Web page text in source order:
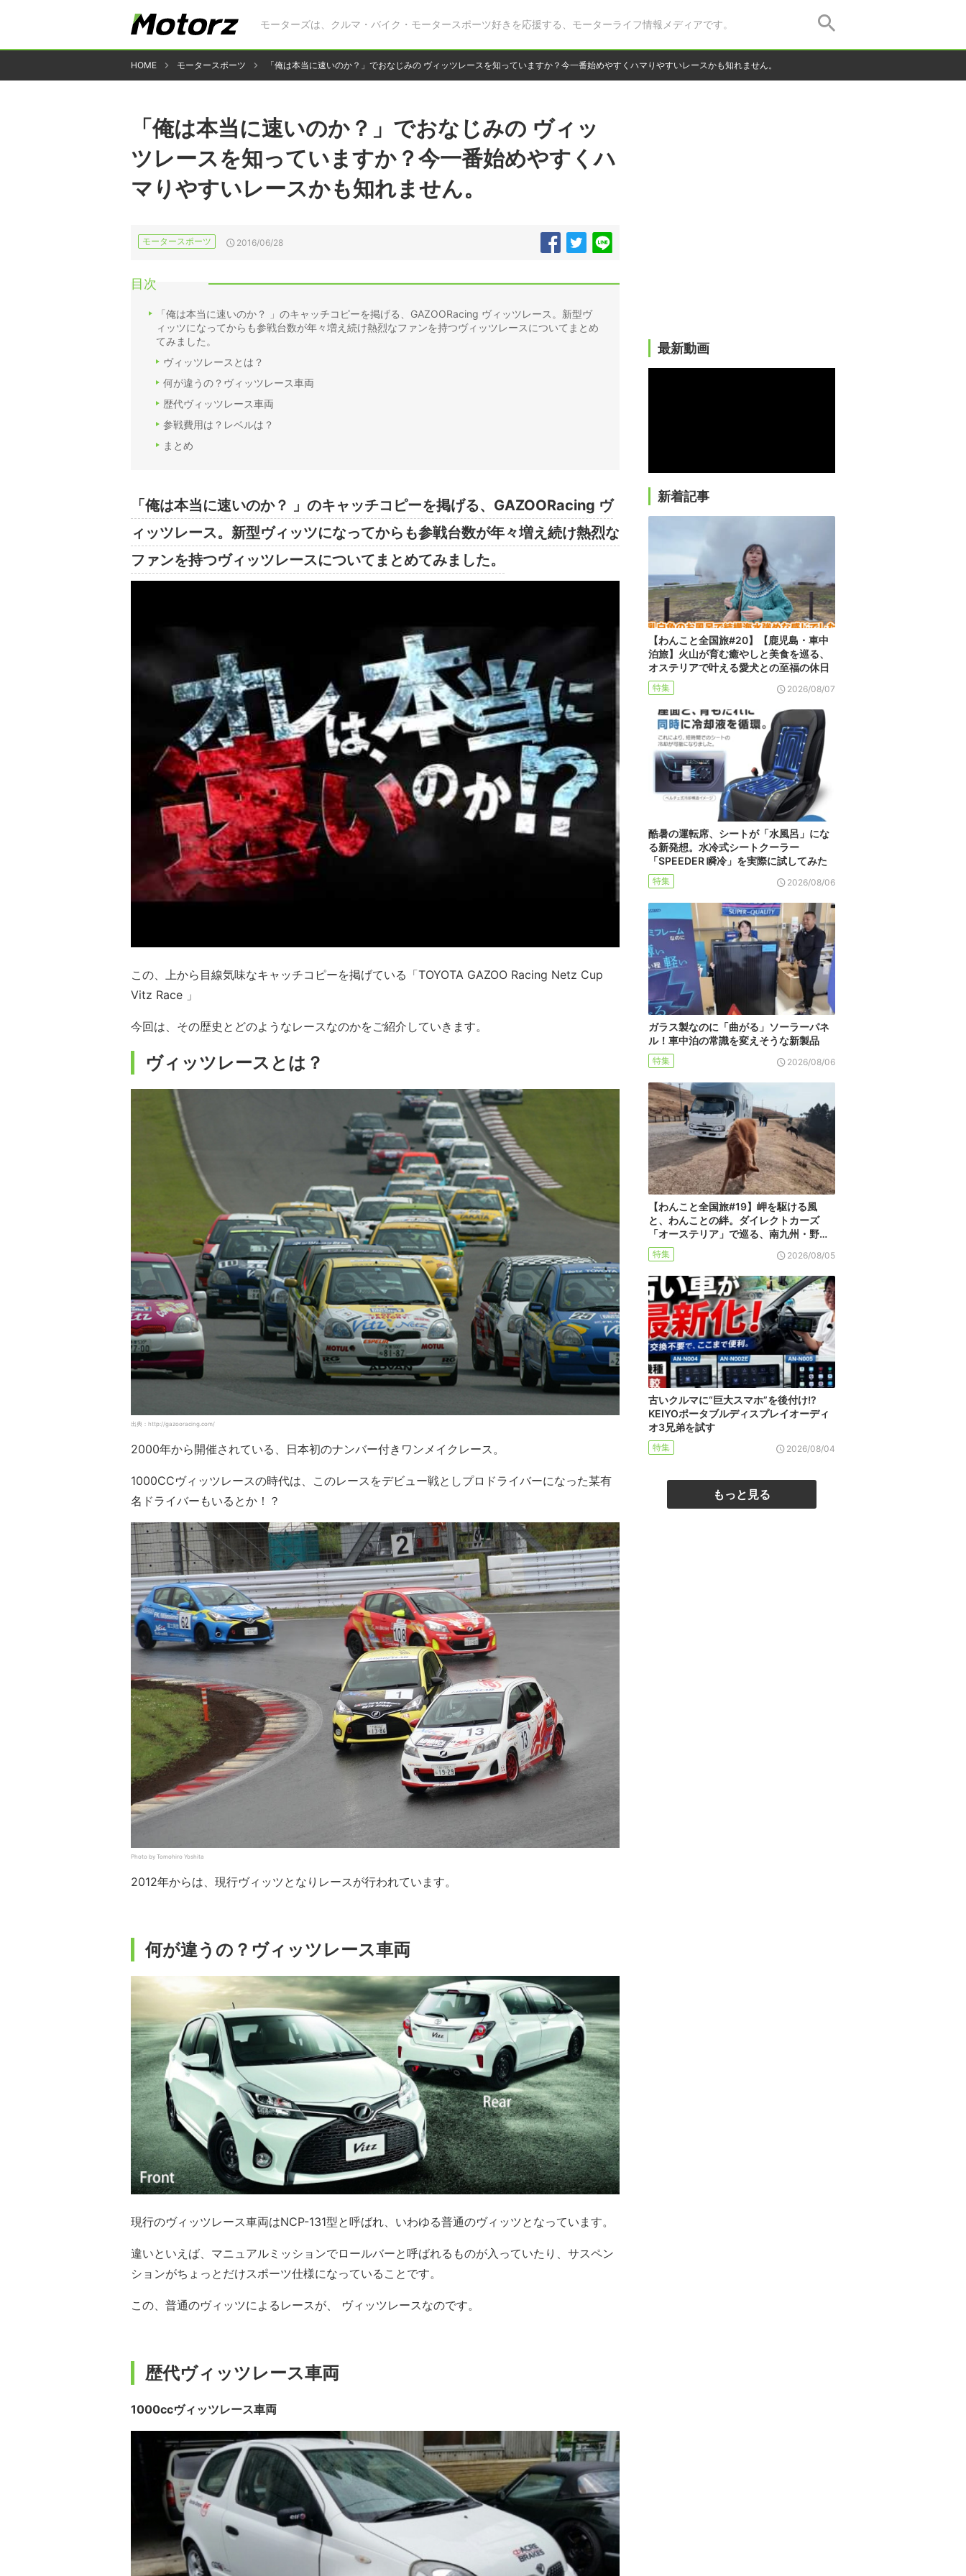
モーターズは、クルマ・バイク・モータースポーツ好きを応援する、モーターライフ情報メディアです。
HOME モータースポーツ 「俺は本当に速いのか？」でおなじみの ヴィッツレースを知っていますか？今一番始めやすくハマりやすいレースかも知れません。
「俺は本当に速いのか？」でおなじみの ヴィッ
ツレースを知っていますか？今一番始めやすくハ
マりやすいレースかも知れません。
モータースポーツ 2016/06/28
目次
「俺は本当に速いのか？ 」のキャッチコピーを掲げる、GAZOORacing ヴィッツレース。新型ヴ
ィッツになってからも参戦台数が年々増え続け熱烈なファンを持つヴィッツレースについてまとめ
てみました。
ヴィッツレースとは？
何が違うの？ヴィッツレース車両
歴代ヴィッツレース車両
参戦費用は？レベルは？
まとめ
「俺は本当に速いのか？ 」のキャッチコピーを掲げる、GAZOORacing ヴ
ィッツレース。新型ヴィッツになってからも参戦台数が年々増え続け熱烈な
ファンを持つヴィッツレースについてまとめてみました。
この、上から目線気味なキャッチコピーを掲げている「TOYOTA GAZOO Racing Netz Cup
Vitz Race 」
今回は、その歴史とどのようなレースなのかをご紹介していきます。
ヴィッツレースとは？
出典：http://gazooracing.com/
2000年から開催されている、日本初のナンバー付きワンメイクレース。
1000CCヴィッツレースの時代は、このレースをデビュー戦としプロドライバーになった某有
名ドライバーもいるとか！？
Photo by Tomohiro Yoshita
2012年からは、現行ヴィッツとなりレースが行われています。
何が違うの？ヴィッツレース車両
現行のヴィッツレース車両はNCP-131型と呼ばれ、いわゆる普通のヴィッツとなっています。
違いといえば、マニュアルミッションでロールバーと呼ばれるものが入っていたり、サスペン
ションがちょっとだけスポーツ仕様になっていることです。
この、普通のヴィッツによるレースが、 ヴィッツレースなのです。
歴代ヴィッツレース車両
1000ccヴィッツレース車両
最新動画
新着記事
【わんこと全国旅#20】【鹿児島・車中
泊旅】火山が育む癒やしと美食を巡る、
オステリアで叶える愛犬との至福の休日
特集 2026/08/07
酷暑の運転席、シートが「水風呂」にな
る新発想。水冷式シートクーラー
「SPEEDER 瞬冷」を実際に試してみた
特集 2026/08/06
ガラス製なのに「曲がる」ソーラーパネ
ル！車中泊の常識を変えそうな新製品
特集 2026/08/06
【わんこと全国旅#19】岬を駆ける風
と、わんことの絆。ダイレクトカーズ
「オーステリア」で巡る、南九州・野…
特集 2026/08/05
古いクルマに“巨大スマホ”を後付け!?
KEIYOポータブルディスプレイオーディ
オ3兄弟を試す
特集 2026/08/04
もっと見る